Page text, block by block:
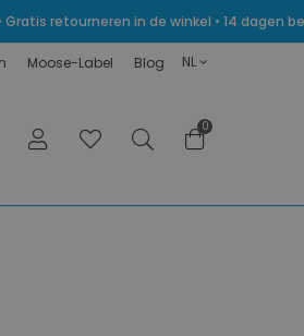
retourneren in de winkel • 14
Moose-Label Blog NL
0